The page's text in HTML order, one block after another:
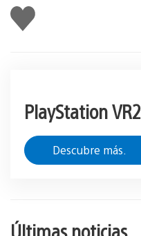
Me
gusta
esto
PlayStation VR2
Descubre más.
Últimas noticias